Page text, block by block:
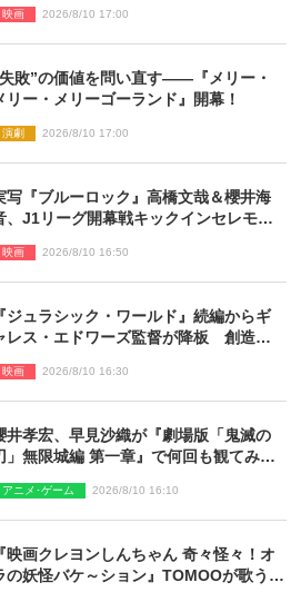
映画 2026/8/10 17:00
敗”の価値を問い直す――『メリー・
リー・メリーゴーランド』開幕！
演劇 2026/8/10 17:00
写『ブルーロック』高橋文哉＆櫻井海
、J1リーグ開幕戦キックインセレモニ
映画 2026/8/10 16:50
『ジュラシック・ワールド』続編からギ
レス・エドワーズ監督が降板 創造性
映画 2026/8/10 16:30
井孝宏、早見沙織が『劇場版「鬼滅の
」無限城編 第一章』で何回も観てみた
アニメ･ゲーム 2026/8/10 16:10
『映画クレヨンしんちゃん 奇々怪々！オ
の妖怪バケ～ション』TOMOOが歌う主